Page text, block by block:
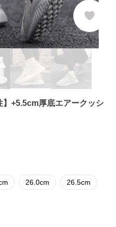
】+5.5cm厚底エアークッシ
26.0cm 26.5cm